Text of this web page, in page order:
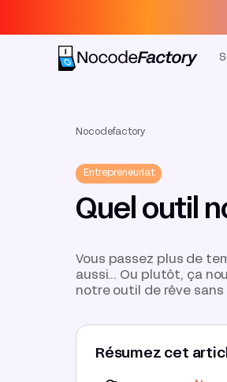
Nocodefactory
Entrepreneuriat
Quel outil
Vous passez plus de
aussi... Ou plutôt, ça
notre outil de rêve sans
Résumez cet